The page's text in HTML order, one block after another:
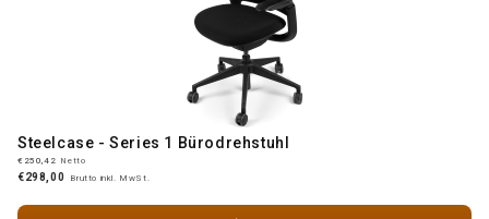
Steelcase - Series 1 Bürodrehstuhl
€250,42 Netto
€298,00 Brutto inkl. MwSt.